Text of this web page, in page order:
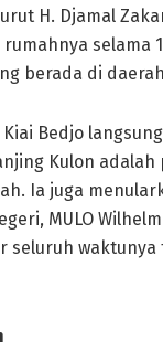
H. Djamal
selama
berada di
Bedjo
Kulon
Ia juga
MULO
seluruh